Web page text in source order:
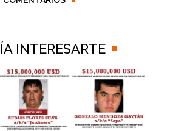
INTERESARTE